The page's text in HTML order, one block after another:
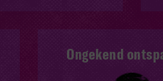
Ongekend